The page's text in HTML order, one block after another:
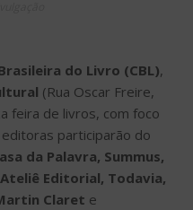
do Livro (CBL),
(Rua Oscar Freire,
feira de livros, com foco
participarão do
da Palavra, Summus,
Editorial, Todavia,
Claret e